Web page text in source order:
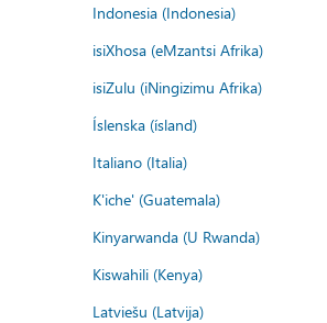
Indonesia (Indonesia)
isiXhosa (eMzantsi Afrika)
isiZulu (iNingizimu Afrika)
Íslenska (ísland)
Italiano (Italia)
K'iche' (Guatemala)
Kinyarwanda (U Rwanda)
Kiswahili (Kenya)
Latviešu (Latvija)